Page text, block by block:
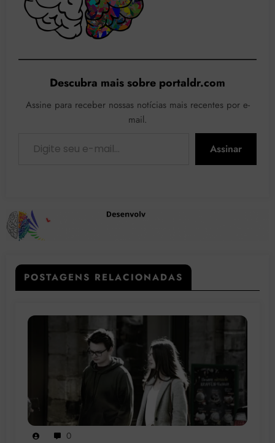
Descubra mais sobre portaldr.com
Assine para receber nossas notícias mais recentes por e-
mail.
Assinar
POSTAGENS RELACIONADAS
0